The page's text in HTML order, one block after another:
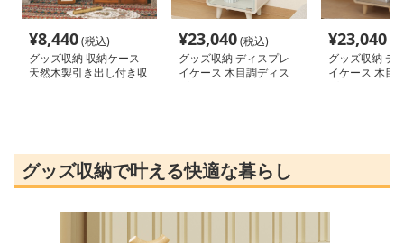
¥8,440(税込)
グッズ収納 収納ケース
天然木製引き出し付き収
¥23,040(税込)
グッズ収納 ディスプレ
イケース 木目調ディス
¥23,040
グッズ収納 デ
イケース 木目
グッズ収納で叶える快適な暮らし